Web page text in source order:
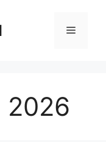
Menu
2026